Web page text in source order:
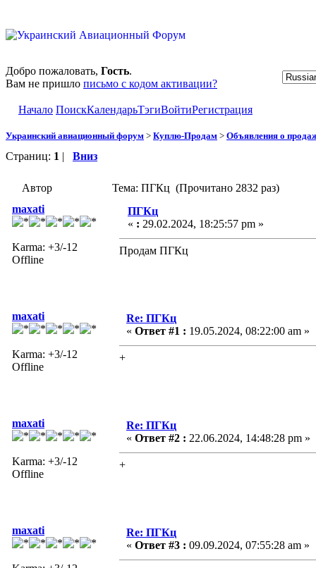
Добро пожаловать, Гость.
Вам не пришло письмо с кодом активации?
Начало ПоискКалендарьТэгиВойтиРегистрация
Украинский авиационный форум > Куплю-Продам > Объявления о
Страниц: 1 | Вниз
Автор
Тема: ПГКц (Прочитано 2832 раз)
maxati
Karma: +3/-12
Offline
ПГКц
« : 29.02.2024, 18:25:57 pm »
Продам ПГКц
maxati
Karma: +3/-12
Offline
Re: ПГКц
« Ответ #1 : 19.05.2024, 08:22:00 am »
+
maxati
Karma: +3/-12
Offline
Re: ПГКц
« Ответ #2 : 22.06.2024, 14:48:28 pm »
+
maxati
Re: ПГКц
« Ответ #3 : 09.09.2024, 07:55:28 am »